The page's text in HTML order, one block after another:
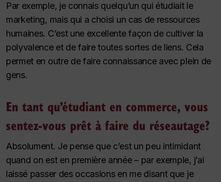
Par exemple, je connais quelqu’un qui étudiait le
marketing, mais qui a choisi un cas de ressources
humaines. C’est une excellente façon de cultiver la
polyvalence et de faire toutes sortes de liens. Cela
permet en outre de faire connaissance avec plein de
gens.
En tant qu’étudiant en commerce, vous
sentez-vous prêt à faire du réseautage?
Absolument. Je pense que c’est un peu intimidant
quand on est en première année – par exemple, j’ai
laissé passer des occasions en me disant que je